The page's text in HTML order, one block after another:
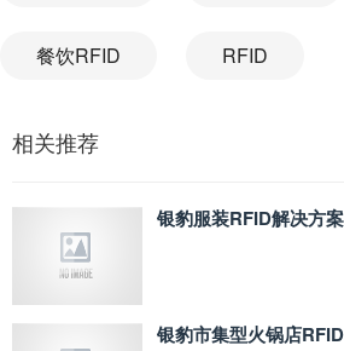
餐饮RFID RFID
相关推荐
银豹服装RFID解决方案
银豹市集型火锅店